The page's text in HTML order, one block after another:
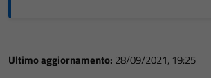
Ultimo aggiornamento: 28/09/2021, 19:25